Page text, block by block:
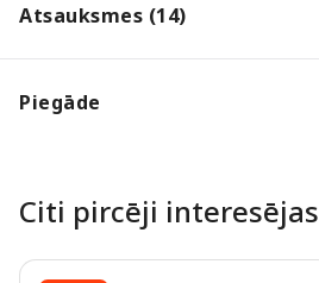
Atsauksmes (14)
Piegāde
Citi pircēji interesējas